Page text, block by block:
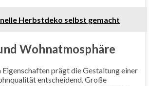
Herbstdeko selbst gemacht
Wohnatmosphäre
prägt die Gestaltung einer
entscheidend. Große